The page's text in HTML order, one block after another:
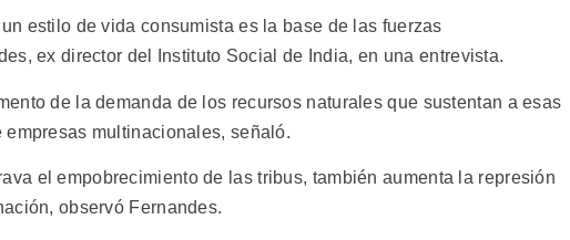
estilo de vida consumista es la base de las fuerzas
ex director del Instituto Social de India, en una entrevista.
de la demanda de los recursos naturales que sustentan a esas
multinacionales, señaló.
el empobrecimiento de las tribus, también aumenta la represión
observó Fernandes.